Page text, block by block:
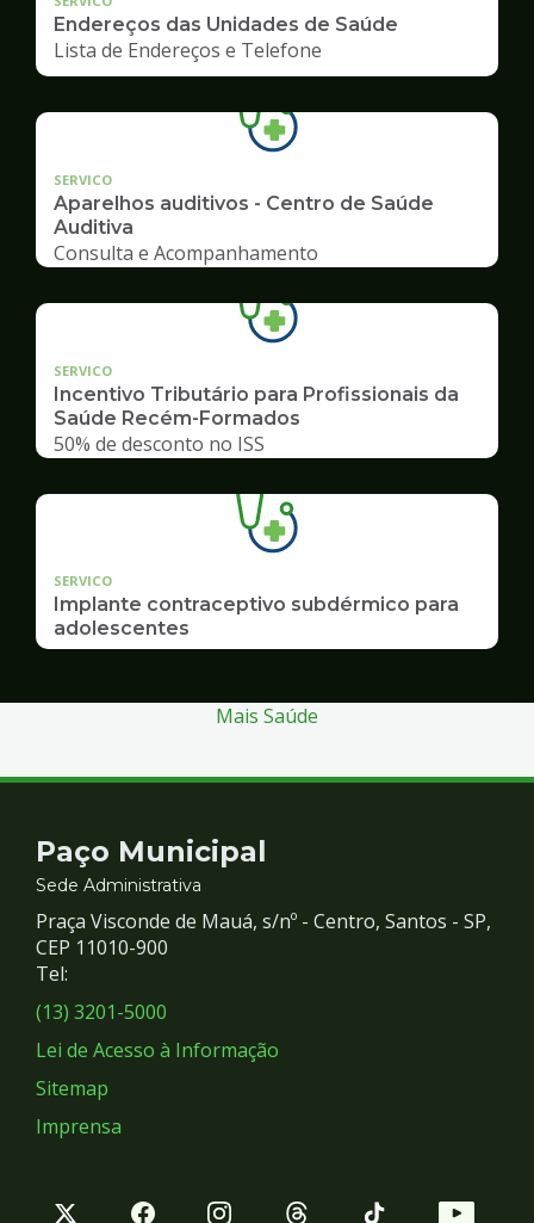
Endereços das Unidades de Saúde
Lista de Endereços e Telefone
SERVICO
Aparelhos auditivos - Centro de Saúde
Auditiva
Consulta e Acompanhamento
SERVICO
Incentivo Tributário para Profissionais da
Saúde Recém-Formados
50% de desconto no ISS
SERVICO
Implante contraceptivo subdérmico para
adolescentes
Mais Saúde
Contato
e
Redes
Sociais
Paço Municipal
Sede Administrativa
Praça Visconde de Mauá, s/nº - Centro, Santos - SP,
CEP 11010-900
Tel:
(13) 3201-5000
Lei de Acesso à Informação
Sitemap
Imprensa